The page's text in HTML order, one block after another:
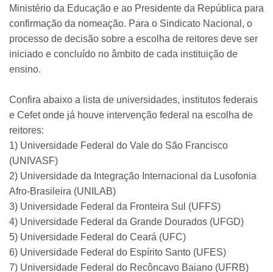
Ministério da Educação e ao Presidente da República para
confirmação da nomeação. Para o Sindicato Nacional, o
processo de decisão sobre a escolha de reitores deve ser
iniciado e concluído no âmbito de cada instituição de
ensino.
Confira abaixo a lista de universidades, institutos federais
e Cefet onde já houve intervenção federal na escolha de
reitores:
1) Universidade Federal do Vale do São Francisco
(UNIVASF)
2) Universidade da Integração Internacional da Lusofonia
Afro-Brasileira (UNILAB)
3) Universidade Federal da Fronteira Sul (UFFS)
4) Universidade Federal da Grande Dourados (UFGD)
5) Universidade Federal do Ceará (UFC)
6) Universidade Federal do Espírito Santo (UFES)
7) Universidade Federal do Recôncavo Baiano (UFRB)